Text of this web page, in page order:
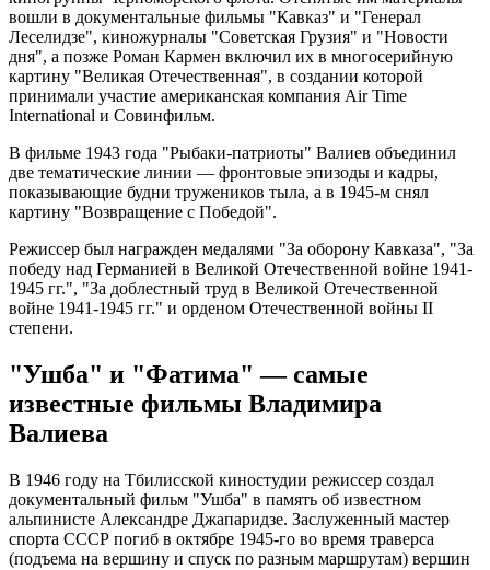
вошли в документальные фильмы "Кавказ" и "Генерал
Леселидзе", киножурналы "Советская Грузия" и "Новости
дня", а позже Роман Кармен включил их в многосерийную
картину "Великая Отечественная", в создании которой
принимали участие американская компания Air Time
International и Совинфильм.
В фильме 1943 года "Рыбаки-патриоты" Валиев объединил
две тематические линии — фронтовые эпизоды и кадры,
показывающие будни тружеников тыла, а в 1945-м снял
картину "Возвращение с Победой".
Режиссер был награжден медалями "За оборону Кавказа", "За
победу над Германией в Великой Отечественной войне 1941-
1945 гг.", "За доблестный труд в Великой Отечественной
войне 1941-1945 гг." и орденом Отечественной войны II
степени.
"Ушба" и "Фатима" — самые
известные фильмы Владимира
Валиева
В 1946 году на Тбилисской киностудии режиссер создал
документальный фильм "Ушба" в память об известном
альпинисте Александре Джапаридзе. Заслуженный мастер
спорта СССР погиб в октябре 1945-го во время траверса
(подъема на вершину и спуск по разным маршрутам) вершин